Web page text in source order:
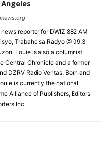
Angeles
news reporter for DWIZ 882 AM
Trabaho sa Radyo @ 09.3
Louie is also a columnist
Central Chronicle and a former
DZRV Radio Veritas. Born and
is currently the national
Alliance of Publishers, Editors
Inc.